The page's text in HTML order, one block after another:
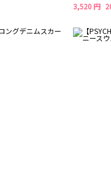
3,520 円